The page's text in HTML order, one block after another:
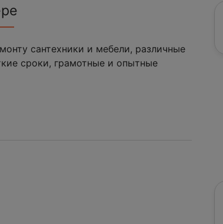
сантехники и мебели, различные
сроки, грамотные и опытные